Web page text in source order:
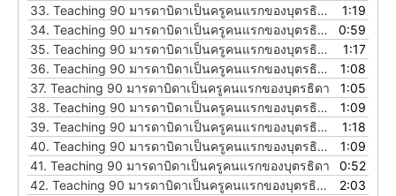
33. Teaching 90 มารดาบิดาเป็นครูคนแรกของบุตรธิดา
1:19
34. Teaching 90 มารดาบิดาเป็นครูคนแรกของบุตรธิดา
0:59
35. Teaching 90 มารดาบิดาเป็นครูคนแรกของบุตรธิดา
1:17
36. Teaching 90 มารดาบิดาเป็นครูคนแรกของบุตรธิดา
1:08
37. Teaching 90 มารดาบิดาเป็นครูคนแรกของบุตรธิดา
1:05
38. Teaching 90 มารดาบิดาเป็นครูคนแรกของบุตรธิดา
1:09
39. Teaching 90 มารดาบิดาเป็นครูคนแรกของบุตรธิดา
1:18
40. Teaching 90 มารดาบิดาเป็นครูคนแรกของบุตรธิดา
1:09
41. Teaching 90 มารดาบิดาเป็นครูคนแรกของบุตรธิดา
0:52
42. Teaching 90 มารดาบิดาเป็นครูคนแรกของบุตรธิดา
2:03